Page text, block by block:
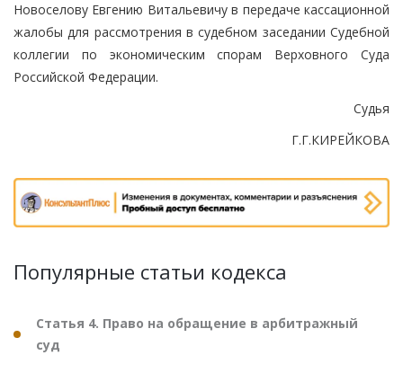
Новоселову Евгению Витальевичу в передаче кассационной
жалобы для рассмотрения в судебном заседании Судебной
коллегии по экономическим спорам Верховного Суда
Российской Федерации.
Судья
Г.Г.КИРЕЙКОВА
Популярные статьи кодекса
Статья 4. Право на обращение в арбитражный
суд